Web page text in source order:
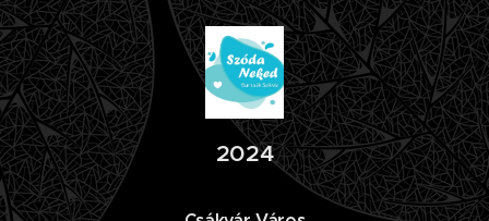
2024